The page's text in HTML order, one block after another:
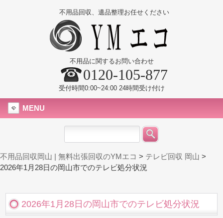
不用品回収、遺品整理お任せください
不用品に関するお問い合わせ
0120-105-877
受付時間0:00~24:00 24時間受け付け
MENU
不用品回収岡山 | 無料出張回収のYMエコ > テレビ回収 岡山 >
2026年1月28日の岡山市でのテレビ処分状況
2026年1月28日の岡山市でのテレビ処分状況